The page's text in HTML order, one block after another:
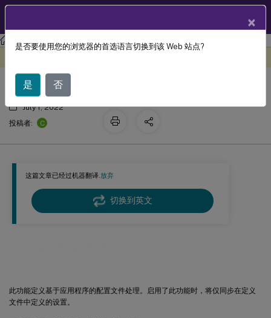
Profile Management Profile Management 2203
这篇文章已经过机器翻译.放弃
切换到英文
此功能定义基于应用程序的配置文件处理。启用了此功能时，将仅同步在定义
文件中定义的设置。
应用程序探查器
July 1, 2022
投稿者:
C
×
是否要使用您的浏览器的首选语言切换到该 Web 站点?
是 否